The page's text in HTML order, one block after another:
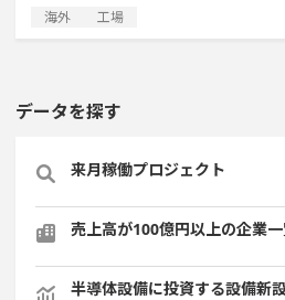
海外 工場
データを探す
来月稼働プロジェクト
売上高が100億円以上の企業
半導体設備に投資する設備新